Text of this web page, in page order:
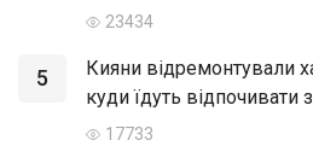
23434
5
Кияни відремонтували
куди їдуть відпочивати
17733